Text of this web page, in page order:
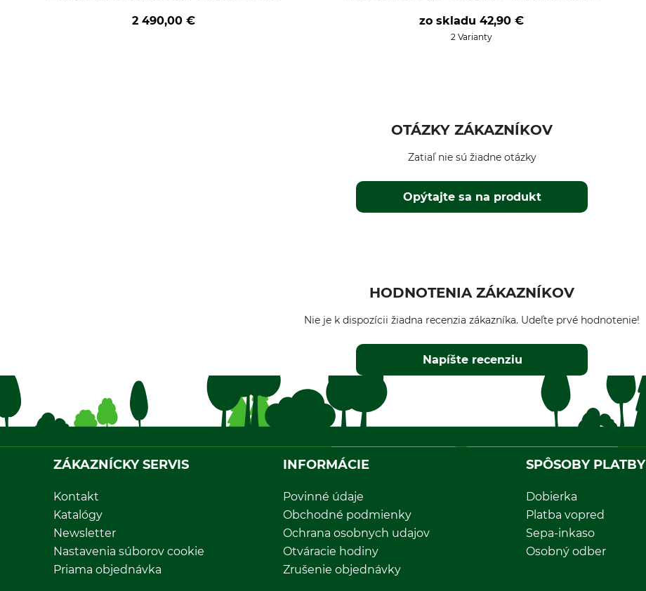
2 490,00 € zo skladu42,90 €
2 Varianty
OTÁZKY ZÁKAZNÍKOV
Opýtajte sa na produkt
Zatiaľ nie sú žiadne otázky
HODNOTENIA ZÁKAZNÍKOV
Nie je k dispozícii žiadna recenzia zákazníka. Udeľte prvé hodnotenie!
Napíšte recenziu
ZÁKAZNÍCKY SERVIS
Kontakt
Katalógy
Newsletter
Nastavenia súborov cookie
Priama objednávka
INFORMÁCIE
Povinné údaje
Obchodné podmienky
Ochrana osobnych udajov
Otváracie hodiny
Zrušenie objednávky
SPÔSOBY PLATBY
Dobierka
Platba vopred
Sepa-inkaso
Osobný odber